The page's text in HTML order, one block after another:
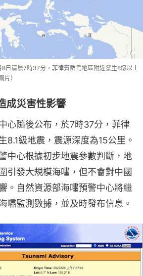
日清晨7時37分，菲律賓群島地區附近發生8級以上
）
成災害性影響
心隨後公布，於7時37分，菲律
8.1級地震，震源深度為15公里。
中心根據初步地震參數判斷，地
引發大規模海嘯，但不會對中國
。自然資源部海嘯預警中心將繼
嘯監測數據，並及時發布信息。